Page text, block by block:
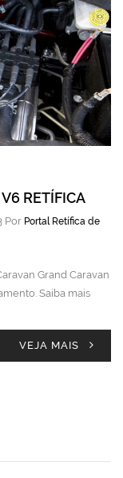
RETÍFICA
Por Portal Retífica de
Grand Caravan
Saiba mais
VEJA MAIS